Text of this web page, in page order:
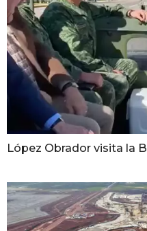
López Obrador visita la